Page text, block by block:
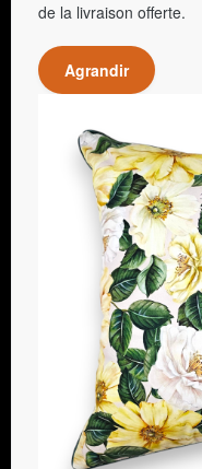
de la livraison offerte.
Agrandir